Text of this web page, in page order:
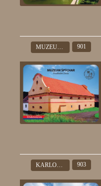
MUZEUM ŠPÝCHAR PROSTŘEDNÍ LHOTA 901
KARLOVA STUDÁNKA 903